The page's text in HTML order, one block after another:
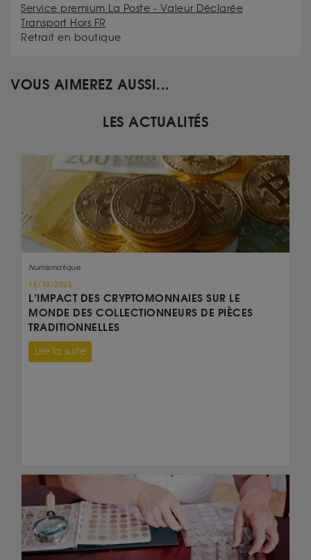
Service premium La Poste - Valeur Déclarée
Transport Hors FR
Retrait en boutique
VOUS AIMEREZ AUSSI...
LES ACTUALITÉS
Numismatique
15/10/2025
L’IMPACT DES CRYPTOMONNAIES SUR LE
MONDE DES COLLECTIONNEURS DE PIÈCES
TRADITIONNELLES
Lire la suite